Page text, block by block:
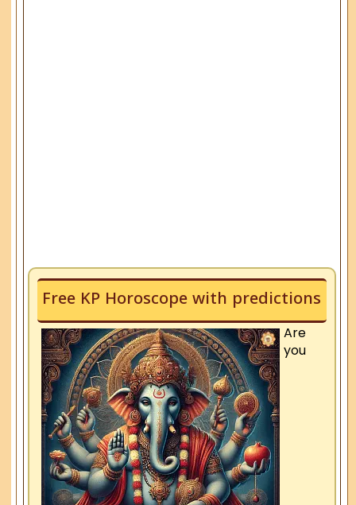
Free KP Horoscope with predictions
Are
you